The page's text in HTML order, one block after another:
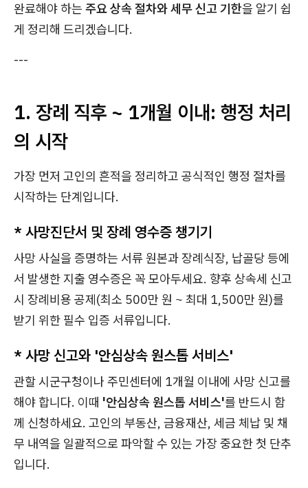
완료해야 하는 주요 상속 절차와 세무 신고 기한을 알기 쉽
게 정리해 드리겠습니다.
---
1. 장례 직후 ~ 1개월 이내: 행정 처리
의 시작
가장 먼저 고인의 흔적을 정리하고 공식적인 행정 절차를
시작하는 단계입니다.
* 사망진단서 및 장례 영수증 챙기기
사망 사실을 증명하는 서류 원본과 장례식장, 납골당 등에
서 발생한 지출 영수증은 꼭 모아두세요. 향후 상속세 신고
시 장례비용 공제(최소 500만 원 ~ 최대 1,500만 원)를
받기 위한 필수 입증 서류입니다.
* 사망 신고와 '안심상속 원스톱 서비스'
관할 시군구청이나 주민센터에 1개월 이내에 사망 신고를
해야 합니다. 이때 '안심상속 원스톱 서비스'를 반드시 함
께 신청하세요. 고인의 부동산, 금융재산, 세금 체납 및 채
무 내역을 일괄적으로 파악할 수 있는 가장 중요한 첫 단추
입니다.